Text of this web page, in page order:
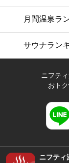
月間温泉ラ
サウナラン
ニフテ
おト
ニフティ